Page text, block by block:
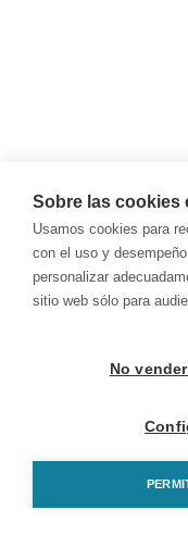
Sobre las cookies
Usamos cookies para
con el uso y
personalizar
sitio web sólo para
No